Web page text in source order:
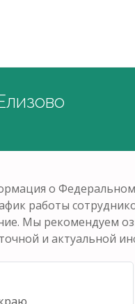
о
работы
Мы рекомендуем
и актуальной